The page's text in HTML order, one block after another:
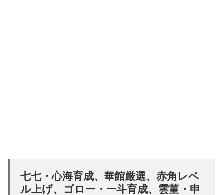
七七・心海育成、華館厳選、赤角レベ
ル上げ、ゴロー・一斗育成、雲菫・申